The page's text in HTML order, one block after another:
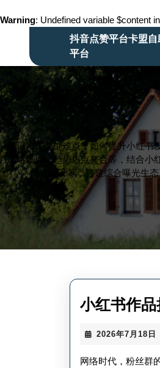
Warning: Undefined variable $content in
抖音点赞平台卡盟自
平台
笔记推广关键难点：如何提升小红
策略设计、趋势热点整合等，结合小
阅读提升等，打造综合曝光生
小红书作
2026年7月18日
7
网络时代，粉丝群